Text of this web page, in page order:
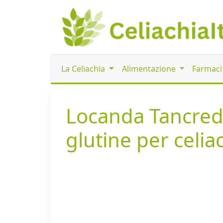
La Celiachia Alimentazione
Locanda
glutine per